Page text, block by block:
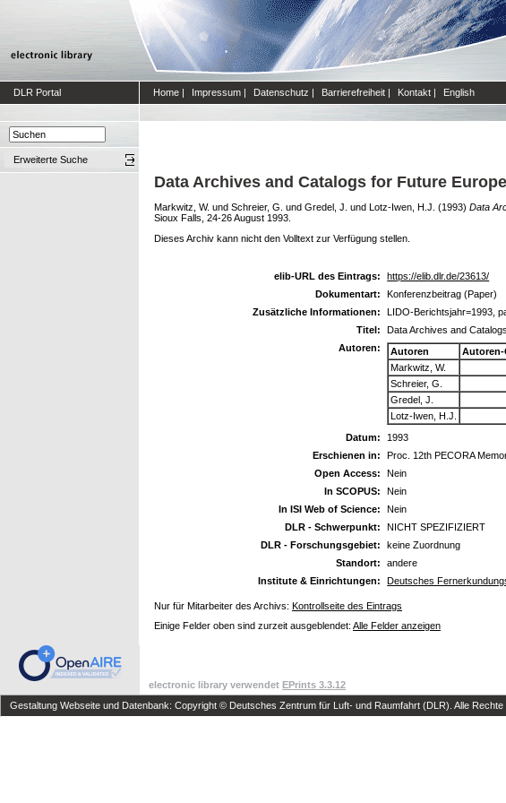
DLR Portal Home | Impressum | Datenschutz | Barrierefreiheit | Kontakt | English
Erweiterte Suche
Data Archives and Catalogs for Future
Markwitz, W. und Schreier, G. und Gredel, J. und Lotz-Iwen, H.J. (1993) Data
Sioux Falls, 24-26 August 1993.
Dieses Archiv kann nicht den Volltext zur Verfügung stellen.
elib-URL des Eintrags:
https://elib.dlr.de/23613/
Dokumentart:
Konferenzbeitrag (Paper)
Zusätzliche Informationen:
LIDO-Berichtsjahr=1993,
Titel:
Data Archives and
Autoren:
Autoren
Autoren-
Markwitz, W.
Schreier, G.
Gredel, J.
Lotz-Iwen, H.J.
Datum:
1993
Erschienen in:
Proc. 12th PECORA
Open Access:
Nein
In SCOPUS:
Nein
In ISI Web of Science:
Nein
DLR - Schwerpunkt:
NICHT SPEZIFIZIERT
DLR - Forschungsgebiet:
keine Zuordnung
Standort:
andere
Institute & Einrichtungen:
Deutsches
Nur für Mitarbeiter des Archivs: Kontrollseite des Eintrags
Einige Felder oben sind zurzeit ausgeblendet: Alle Felder anzeigen
electronic library verwendet EPrints 3.3.12
Gestaltung Webseite und Datenbank: Copyright © Deutsches Zentrum für Luft- und Raumfahrt (DLR). Alle Rechte